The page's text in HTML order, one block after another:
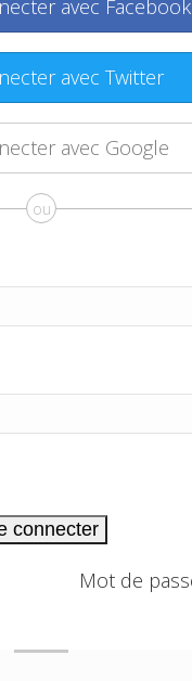
avec Facebook
avec Twitter
avec Google
ou
connecter
Mot de